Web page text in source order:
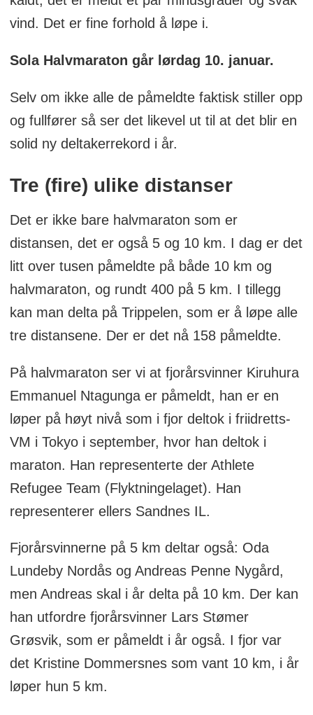
vind. Det er fine forhold å løpe i.
Sola Halvmaraton går lørdag 10. januar.
Selv om ikke alle de påmeldte faktisk stiller opp
og fullfører så ser det likevel ut til at det blir en
solid ny deltakerrekord i år.
Tre (fire) ulike distanser
Det er ikke bare halvmaraton som er
distansen, det er også 5 og 10 km. I dag er det
litt over tusen påmeldte på både 10 km og
halvmaraton, og rundt 400 på 5 km. I tillegg
kan man delta på Trippelen, som er å løpe alle
tre distansene. Der er det nå 158 påmeldte.
På halvmaraton ser vi at fjorårsvinner Kiruhura
Emmanuel Ntagunga er påmeldt, han er en
løper på høyt nivå som i fjor deltok i friidretts-
VM i Tokyo i september, hvor han deltok i
maraton. Han representerte der Athlete
Refugee Team (Flyktningelaget). Han
representerer ellers Sandnes IL.
Fjorårsvinnerne på 5 km deltar også: Oda
Lundeby Nordås og Andreas Penne Nygård,
men Andreas skal i år delta på 10 km. Der kan
han utfordre fjorårsvinner Lars Stømer
Grøsvik, som er påmeldt i år også. I fjor var
det Kristine Dommersnes som vant 10 km, i år
løper hun 5 km.